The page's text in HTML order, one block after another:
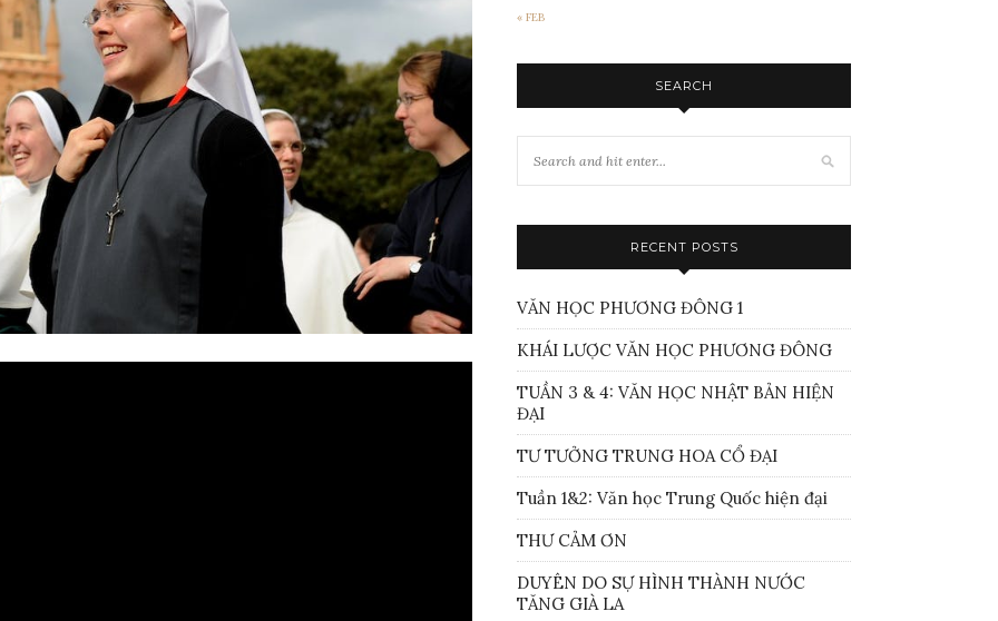
« FEB
SEARCH
RECENT POSTS
VĂN HỌC PHƯƠNG ĐÔNG 1
KHÁI LƯỢC VĂN HỌC PHƯƠNG ĐÔNG
TUẦN 3 & 4: VĂN HỌC NHẬT BẢN HIỆN
ĐẠI
TƯ TƯỞNG TRUNG HOA CỔ ĐẠI
Tuần 1&2: Văn học Trung Quốc hiện đại
THƯ CẢM ƠN
DUYÊN DO SỰ HÌNH THÀNH NƯỚC
TĂNG GIÀ LA